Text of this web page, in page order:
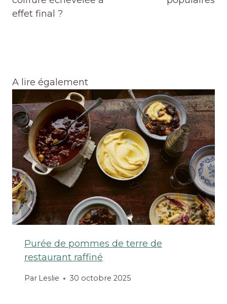
effet final ?
A lire également
Purée de pommes de terre de
restaurant raffiné
Par Leslie 30 octobre 2025